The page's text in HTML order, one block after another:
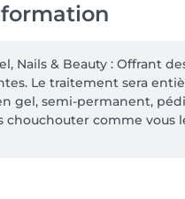
Nails & Beauty : Offrant
Le traitement sera
gel, semi-permanent,
chouchouter comme vous